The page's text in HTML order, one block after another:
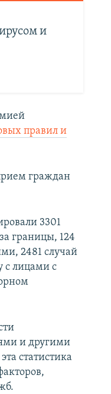
и
правил и
граждан
3301
границы, 124
2481 случай
с лицами с
и другими
статистика